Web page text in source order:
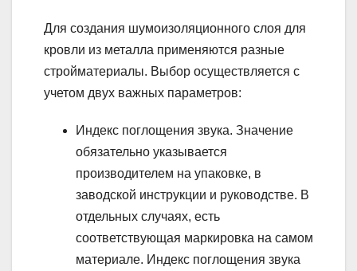
Для создания шумоизоляционного слоя для
кровли из металла применяются разные
стройматериалы. Выбор осуществляется с
учетом двух важных параметров:
Индекс поглощения звука. Значение
обязательно указывается
производителем на упаковке, в
заводской инструкции и руководстве. В
отдельных случаях, есть
соответствующая маркировка на самом
материале. Индекс поглощения звука